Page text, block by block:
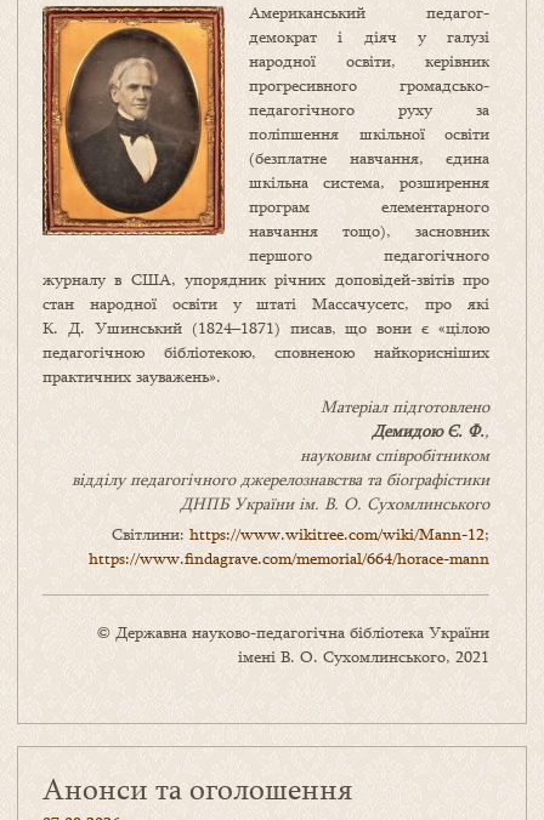
Американський педагог-
демократ і діяч у галузі
народної освіти, керівник
прогресивного громадсько-
педагогічного руху за
поліпшення шкільної освіти
(безплатне навчання, єдина
шкільна система, розширення
програм елементарного
навчання тощо), засновник
першого педагогічного
журналу в США, упорядник річних доповідей-звітів про
стан народної освіти у штаті Массачусетс, про які
К. Д. Ушинський (1824–1871) писав, що вони є «цілою
педагогічною бібліотекою, сповненою найкорисніших
практичних зауважень».
Матеріал підготовлено
Демидою Є. Ф.,
науковим співробітником
відділу педагогічного джерелознавства та біографістики
ДНПБ України ім. В. О. Сухомлинського
Світлини: https://www.wikitree.com/wiki/Mann-12;
https://www.findagrave.com/memorial/664/horace-mann
© Державна науково-педагогічна бібліотека України
імені В. О. Сухомлинського, 2021
Анонси та оголошення